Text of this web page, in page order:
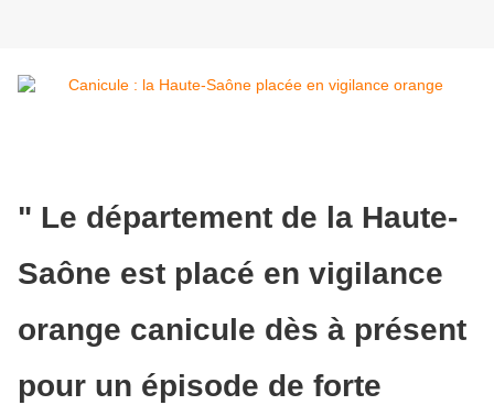
" Le département de la Haute-
Saône est placé en vigilance
orange canicule dès à présent
pour un épisode de forte